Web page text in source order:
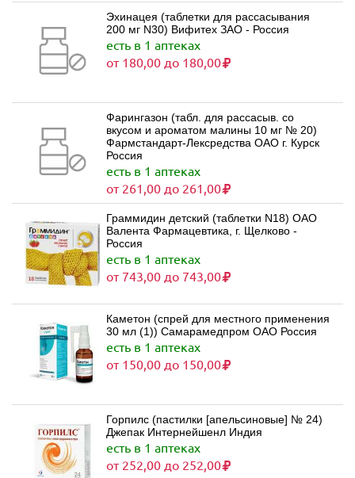
Эхинацея (таблетки для рассасывания
200 мг N30) Вифитех ЗАО - Россия
есть в 1 аптеках
от 180,00 до 180,00
Фарингазон (табл. для рассасыв. со
вкусом и ароматом малины 10 мг № 20)
Фармстандарт-Лексредства ОАО г. Курск
Россия
есть в 1 аптеках
от 261,00 до 261,00
Граммидин детский (таблетки N18) ОАО
Валента Фармацевтика, г. Щелково -
Россия
есть в 1 аптеках
от 743,00 до 743,00
Каметон (спрей для местного применения
30 мл (1)) Самарамедпром ОАО Россия
есть в 1 аптеках
от 150,00 до 150,00
Горпилс (пастилки [апельсиновые] № 24)
Джепак Интернейшенл Индия
есть в 1 аптеках
от 252,00 до 252,00